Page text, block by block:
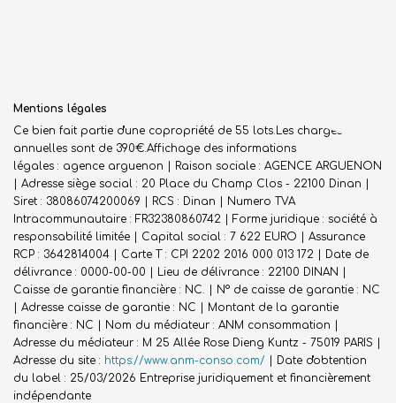
Mentions légales
Ce bien fait partie d'une copropriété de 55 lots.Les charges
annuelles sont de 390€. Affichage des informations
légales : agence arguenon | Raison sociale : AGENCE ARGUENON
| Adresse siège social : 20 Place du Champ Clos - 22100 Dinan |
Siret : 38086074200069 | RCS : Dinan | Numero TVA
Intracommunautaire : FR32380860742 | Forme juridique : société à
responsabilité limitée | Capital social : 7 622 EURO | Assurance
RCP : 3642814004 | Carte T : CPI 2202 2016 000 013 172 | Date de
délivrance : 0000-00-00 | Lieu de délivrance : 22100 DINAN |
Caisse de garantie financière : NC. | N° de caisse de garantie : NC
| Adresse caisse de garantie : NC | Montant de la garantie
financière : NC | Nom du médiateur : ANM consommation |
Adresse du médiateur : M 25 Allée Rose Dieng Kuntz - 75019 PARIS |
Adresse du site : https://www.anm-conso.com/ | Date d'obtention
du label : 25/03/2026 Entreprise juridiquement et financièrement
indépendante